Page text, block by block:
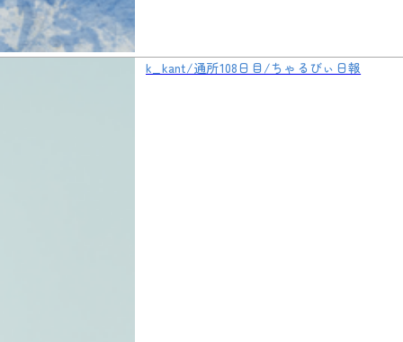
k_kant/通所108日目/ちゃるびぃ日報